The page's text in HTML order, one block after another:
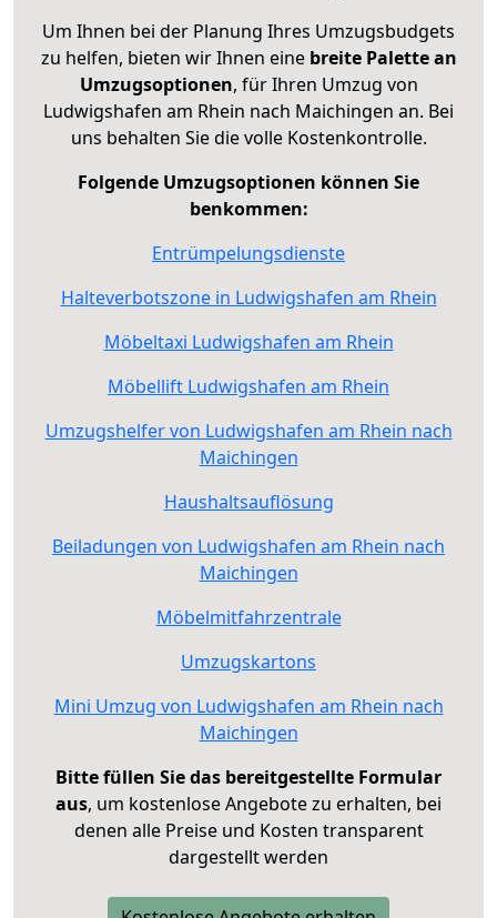
Um Ihnen bei der Planung Ihres Umzugsbudgets
zu helfen, bieten wir Ihnen eine breite Palette an
Umzugsoptionen, für Ihren Umzug von
Ludwigshafen am Rhein nach Maichingen an. Bei
uns behalten Sie die volle Kostenkontrolle.
Folgende Umzugsoptionen können Sie
benkommen:
Entrümpelungsdienste
Halteverbotszone in Ludwigshafen am Rhein
Möbeltaxi Ludwigshafen am Rhein
Möbellift Ludwigshafen am Rhein
Umzugshelfer von Ludwigshafen am Rhein nach
Maichingen
Haushaltsauflösung
Beiladungen von Ludwigshafen am Rhein nach
Maichingen
Möbelmitfahrzentrale
Umzugskartons
Mini Umzug von Ludwigshafen am Rhein nach
Maichingen
Bitte füllen Sie das bereitgestellte Formular
aus, um kostenlose Angebote zu erhalten, bei
denen alle Preise und Kosten transparent
dargestellt werden